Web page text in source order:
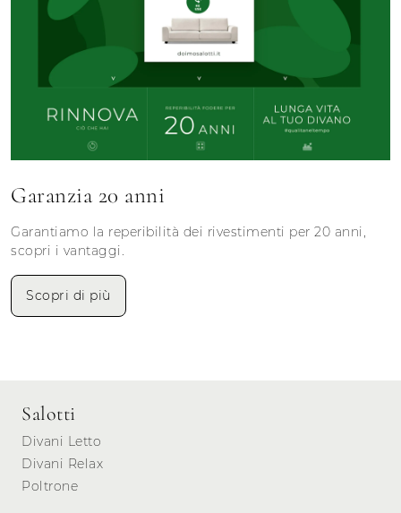
Garanzia 20 anni
Garantiamo la reperibilità dei rivestimenti per 20 anni,
scopri i vantaggi.
Scopri di più
Salotti
Divani Letto
Divani Relax
Poltrone